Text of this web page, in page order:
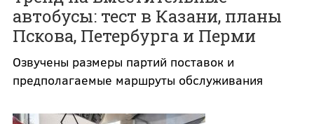
автобусы: тест в Казани, планы
Пскова, Петербурга и Перми
Озвучены размеры партий поставок и
предполагаемые маршруты обслуживания